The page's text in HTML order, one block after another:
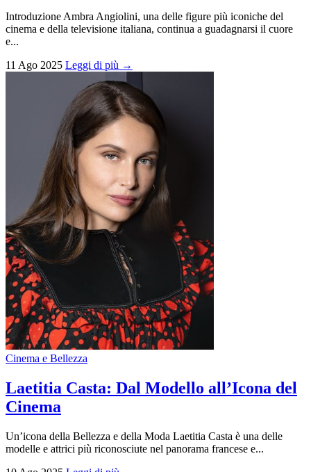
Introduzione Ambra Angiolini, una delle figure più iconiche del
cinema e della televisione italiana, continua a guadagnarsi il cuore
e...
11 Ago 2025 Leggi di più →
Cinema e Bellezza
Laetitia Casta: Dal Modello all’Icona del
Cinema
Un’icona della Bellezza e della Moda Laetitia Casta è una delle
modelle e attrici più riconosciute nel panorama francese e...